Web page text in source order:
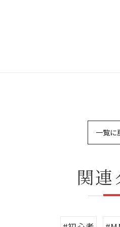
一覧に
関連